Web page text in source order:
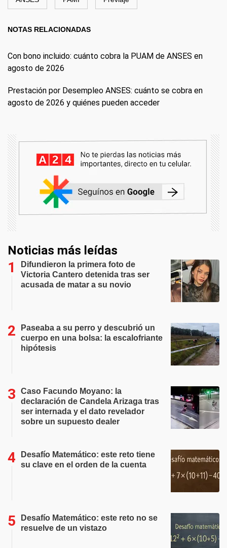
NOTAS RELACIONADAS
Con bono incluido: cuánto cobra la PUAM de ANSES en
agosto de 2026
Prestación por Desempleo ANSES: cuánto se cobra en
agosto de 2026 y quiénes pueden acceder
Noticias más leídas
Difundieron la primera foto de
Victoria Cantero detenida tras ser
acusada de matar a su novio
Paseaba a su perro y descubrió un
cuerpo en una bolsa: la escalofriante
hipótesis
Caso Facundo Moyano: la
declaración de Candela Arizaga tras
ser internada y el dato revelador
sobre un supuesto dealer
Desafío Matemático: este reto tiene
su clave en el orden de la cuenta
Desafío Matemático: este reto no se
resuelve de un vistazo